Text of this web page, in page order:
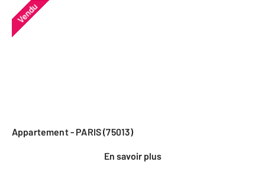
Vendu
Appartement - PARIS (75013)
En savoir plus